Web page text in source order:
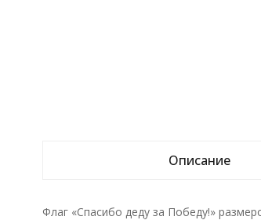
Описание
Флаг «Спасибо деду за Победу!»